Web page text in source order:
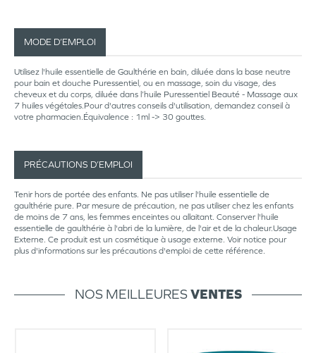
MODE D’EMPLOI
Utilisez l'huile essentielle de Gaulthérie en bain, diluée dans la base neutre
pour bain et douche Puressentiel, ou en massage, soin du visage, des
cheveux et du corps, diluée dans l’huile Puressentiel Beauté - Massage aux
7 huiles végétales.Pour d'autres conseils d'utilisation, demandez conseil à
votre pharmacien.Équivalence : 1ml -> 30 gouttes.
PRÉCAUTIONS D’EMPLOI
Tenir hors de portée des enfants. Ne pas utiliser l'huile essentielle de
gaulthérie pure. Par mesure de précaution, ne pas utiliser chez les enfants
de moins de 7 ans, les femmes enceintes ou allaitant. Conserver l'huile
essentielle de gaulthérie à l'abri de la lumière, de l'air et de la chaleur.Usage
Externe. Ce produit est un cosmétique à usage externe. Voir notice pour
plus d'informations sur les précautions d'emploi de cette référence.
NOS MEILLEURESVENTES